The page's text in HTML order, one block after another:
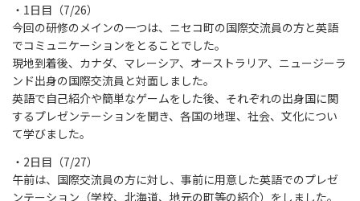
・1日目（7/26）
今回の研修のメインの一つは、ニセコ町の国際交流員の方と英語
でコミュニケーションをとることでした。
現地到着後、カナダ、マレーシア、オーストラリア、ニュージーラ
ンド出身の国際交流員と対面しました。
英語で自己紹介や簡単なゲームをした後、それぞれの出身国に関
するプレゼンテーションを聞き、各国の地理、社会、文化につい
て学びました。
・2日目（7/27）
午前は、国際交流員の方に対し、事前に用意した英語でのプレゼ
ンテーション（学校、北海道、地元の町等の紹介）をしました。